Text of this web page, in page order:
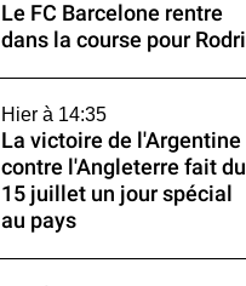
Le FC Barcelone rentre
dans la course pour Rodri
Hier à 14:35
La victoire de l'Argentine
contre l'Angleterre fait du
15 juillet un jour spécial
au pays